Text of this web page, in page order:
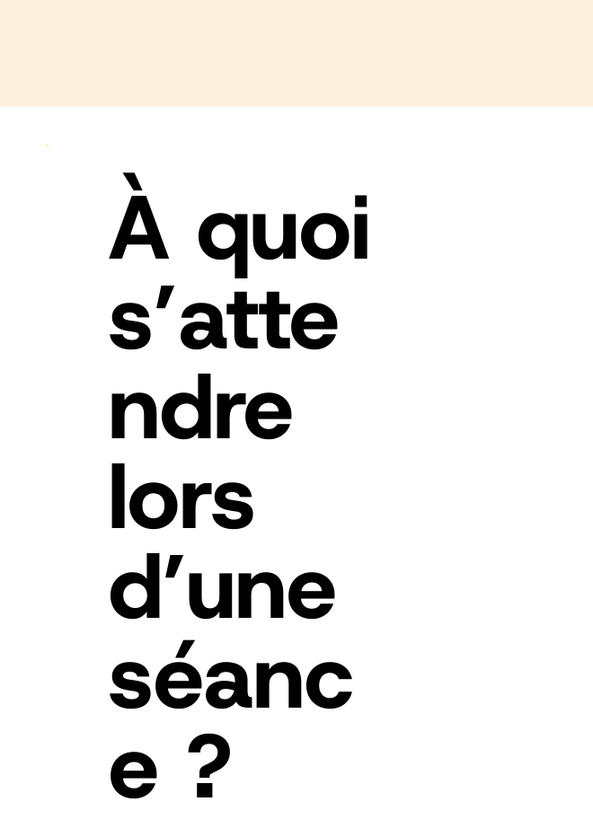
À quoi
s’atte
ndre
lors
d’une
séanc
e ?